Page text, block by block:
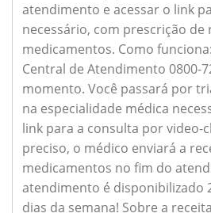
atendimento e acessar o link
necessário, com prescrição de
medicamentos. Como funciona:
Central de Atendimento 0800-
momento. Você passará por
na especialidade médica
link para a consulta por video-
preciso, o médico enviará a
medicamentos no fim do
atendimento é disponibilizado
dias da semana! Sobre a